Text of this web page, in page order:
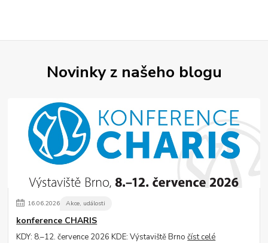
Novinky z našeho blogu
16.06.2026 Akce, události
konference CHARIS
KDY: 8.–12. července 2026 KDE: Výstaviště Brnočíst celé